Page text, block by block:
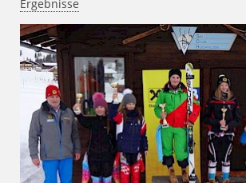
Ergebnisse